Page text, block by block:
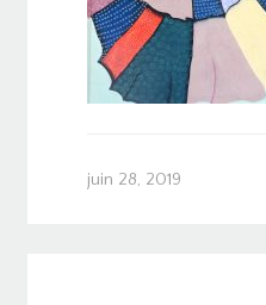
juin 28, 2019